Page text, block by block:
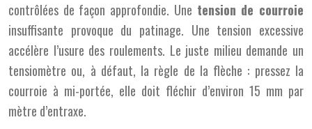
contrôlées de façon approfondie. Une tension de courroie
insuffisante provoque du patinage. Une tension excessive
accélère l’usure des roulements. Le juste milieu demande un
tensiomètre ou, à défaut, la règle de la flèche : pressez la
courroie à mi-portée, elle doit fléchir d’environ 15 mm par
mètre d’entraxe.